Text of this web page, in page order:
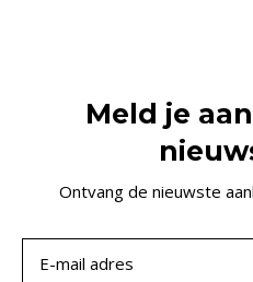
Meld je
Ontvang de nieuwste